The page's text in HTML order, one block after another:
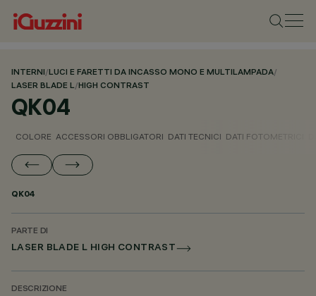
INTERNI/LUCI E FARETTI DA INCASSO MONO E MULTILAMPADA/
LASER BLADE L/HIGH CONTRAST
QK04
COLORE ACCESSORI OBBLIGATORI DATI TECNICI DATI FOTOMETRICI
QK04
PARTE DI
LASER BLADE L HIGH CONTRAST
DESCRIZIONE